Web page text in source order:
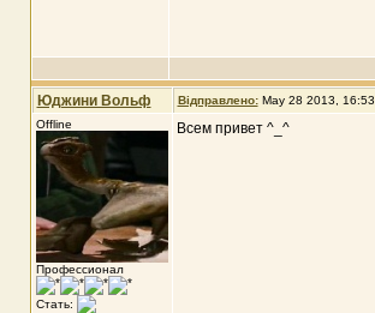
Юджини Вольф Відправлено: May 28 2013, 16:53
Offline
Профессионал
Стать:
Всем привет ^_^